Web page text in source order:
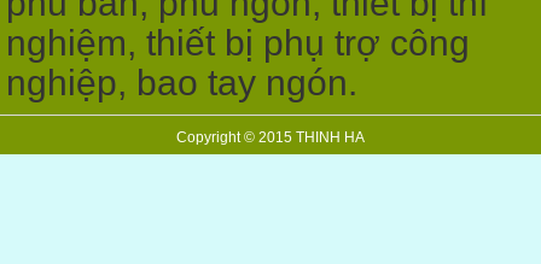
nghiệm, thiết bị phụ trợ công
nghiệp, bao tay ngón.
Copyright © 2015 THINH HA